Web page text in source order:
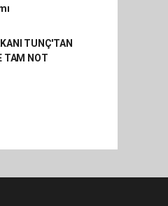
TUNÇ'TAN
TAM NOT